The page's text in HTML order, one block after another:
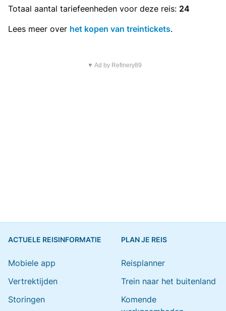
Totaal aantal tariefeenheden voor deze reis: 24
Lees meer over het kopen van treintickets.
▼ Ad by Refinery89
ACTUELE REISINFORMATIE
Mobiele app
Vertrektijden
Storingen
PLAN JE REIS
Reisplanner
Trein naar het buitenland
Komende